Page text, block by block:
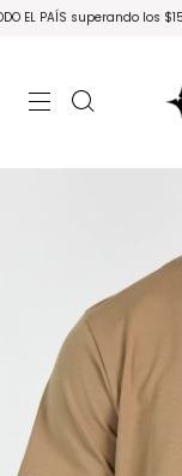
PAÍS superando los $150.000